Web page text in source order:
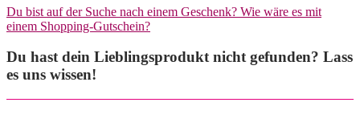
Varianten
auf.
Optionen
der
Du bist auf der Suche nach einem Geschenk? Wie wäre es mit
einem Shopping-Gutschein?
Du hast dein Lieblingsprodukt nicht gefunden? Lass
es uns wissen!